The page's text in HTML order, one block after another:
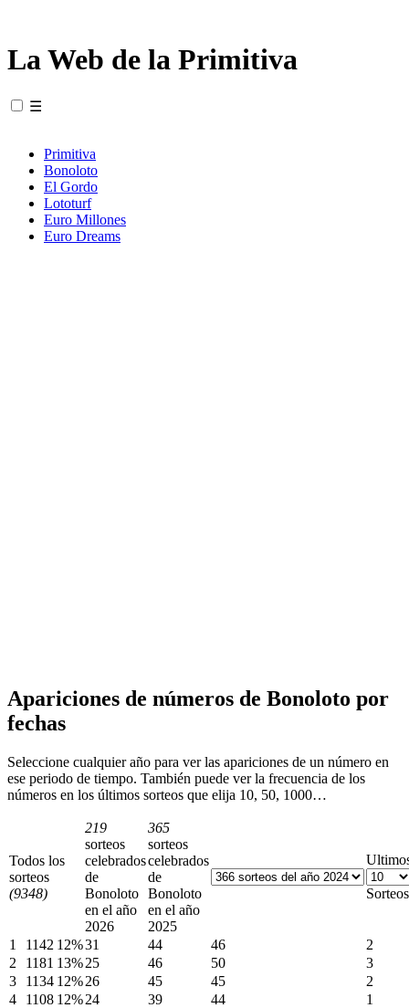
La Web de la Primitiva
☰
Primitiva
Bonoloto
El Gordo
Lototurf
Euro Millones
Euro Dreams
Apariciones de números de Bonoloto por
fechas
Seleccione cualquier año para ver las apariciones de un número en
ese periodo de tiempo. También puede ver la frecuencia de los
números en los últimos sorteos que elija 10, 50, 1000…
Todos los
sorteos
(9348)
219
sorteos
celebrados
de
Bonoloto
en el año
2026
365
sorteos
celebrados
de
Bonoloto
en el año
2025
Sorteos
1 1142 12%31 44 46
2
2
1181 13%25 46 50
3
3
1134 12%26 45 45
2
4
1108 12%24 39 44
1